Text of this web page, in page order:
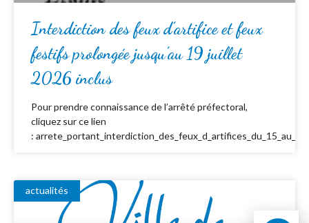
Interdiction des feux d’artifice et feux
festifs prolongée jusqu’au 19 juillet
2026 inclus
Pour prendre connaissance de l’arrêté préfectoral,
cliquez sur ce lien
:
actualités